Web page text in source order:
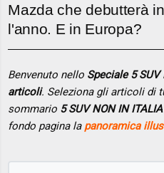
Mazda che debutterà
l'anno. E in Europa?
Benvenuto nello Speciale 5 SUV
articoli. Seleziona gli articoli di
sommario 5 SUV NON IN
fondo pagina la panoramica